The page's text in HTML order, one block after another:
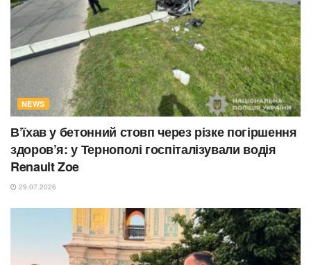
NEWS
В’їхав у бетонний стовп через різке погіршення
здоров’я: у Тернополі госпіталізували водія
Renault Zoe
29.07.2026